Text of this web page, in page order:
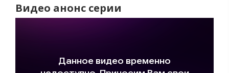
Видео анонс серии